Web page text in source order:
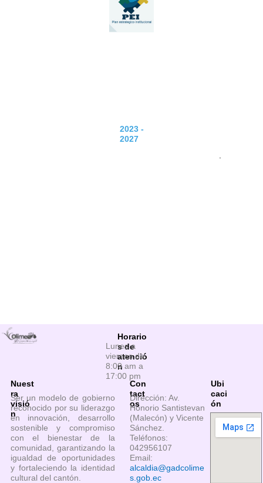
2023 -
2027
Con
tact
os
Dirección: Av.
Honorio Santistevan
(Malecón) y Vicente
Sánchez.
Teléfonos:
042956107
Email:
alcaldia@gadcolime
s.gob.ec
Nuest
ra
visió
n
Ser un modelo de gobierno
reconocido por su liderazgo
en innovación, desarrollo
sostenible y compromiso
con el bienestar de la
comunidad, garantizando la
igualdad de oportunidades
y fortaleciendo la identidad
cultural del cantón.
Horario
s de
atenció
n
Lunes a
viernes de
8:00 am a
17:00 pm
Ubi
caci
ón